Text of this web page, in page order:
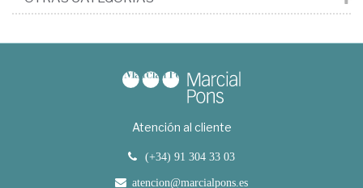
Atención al cliente
(+34) 91 304 33 03
atencion@marcialpons.es